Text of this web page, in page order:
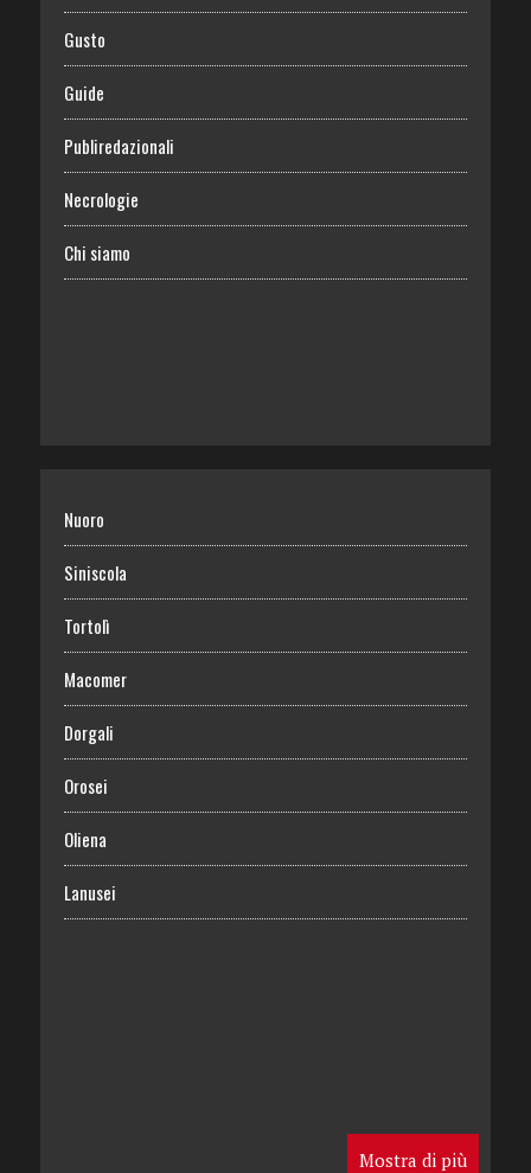
Gusto
Guide
Publiredazionali
Necrologie
Chi siamo
Nuoro
Siniscola
Tortolì
Macomer
Dorgali
Orosei
Oliena
Lanusei
Mostra di più